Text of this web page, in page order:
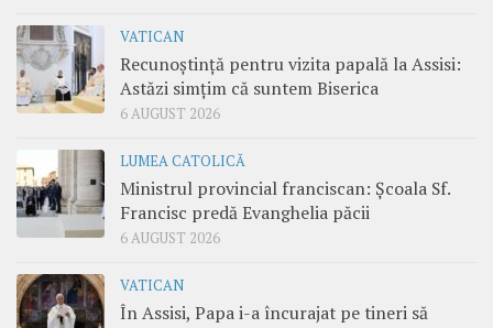
VATICAN
Recunoștință pentru vizita papală la Assisi:
Astăzi simțim că suntem Biserica
6 AUGUST 2026
LUMEA CATOLICĂ
Ministrul provincial franciscan: Școala Sf.
Francisc predă Evanghelia păcii
6 AUGUST 2026
VATICAN
În Assisi, Papa i-a încurajat pe tineri să